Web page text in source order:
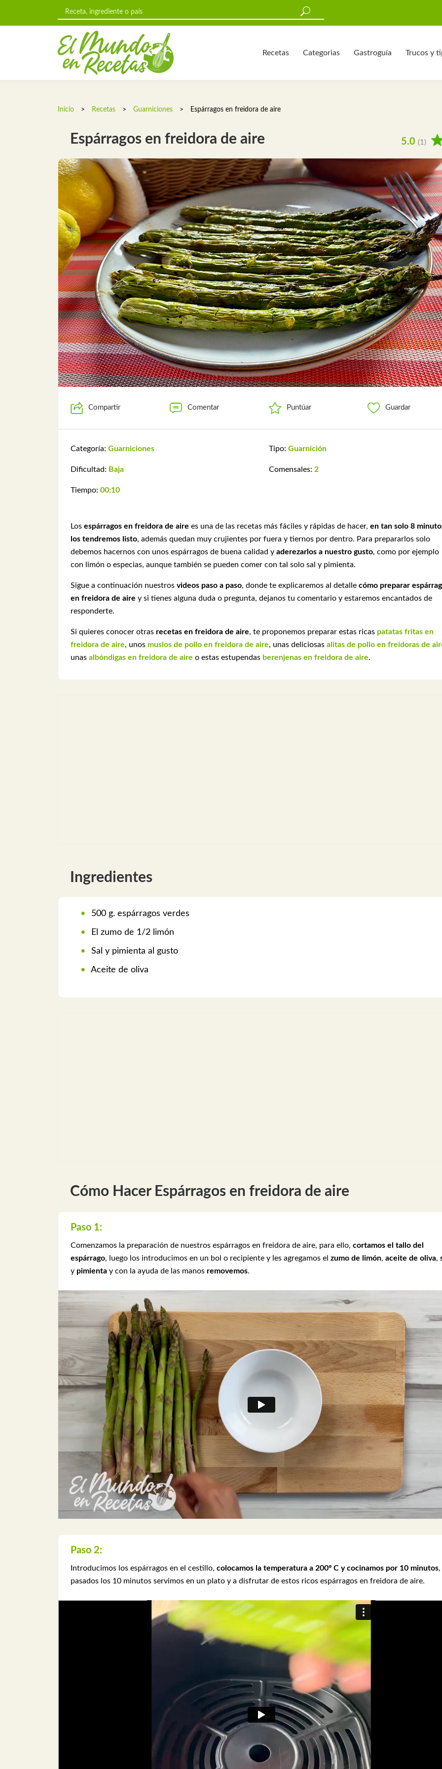
Recetas Categorias Gastroguía Trucos y
Inicio > Recetas > Guarniciones > Espárragos en freidora de aire
Espárragos en freidora de aire 5.0 (1)
Compartir Comentar Puntúar Guardar
Categoría: Guarniciones
Dificultad: Baja
Tiempo: 00:10
Tipo: Guarnición
Comensales: 2
Los espárragos en freidora de aire es una de las recetas más fáciles y rápidas de hacer, en tan solo 8
los tendremos listo, además quedan muy crujientes por fuera y tiernos por dentro. Para prepararlos solo
debemos hacernos con unos espárragos de buena calidad y aderezarlos a nuestro gusto, como por ejemplo
con limón o especias, aunque también se pueden comer con tal solo sal y pimienta.
Sigue a continuación nuestros videos paso a paso, donde te explicaremos al detalle cómo preparar
en freidora de aire y si tienes alguna duda o pregunta, dejanos tu comentario y estaremos encantados de
responderte.
Si quieres conocer otras recetas en freidora de aire, te proponemos preparar estas ricas patatas fritas en
freidora de aire, unos muslos de pollo en freidora de aire, unas deliciosas alitas de pollo en freidoras de
unas albóndigas en freidora de aire o estas estupendas berenjenas en freidora de aire.
Ingredientes
500 g. espárragos verdes
El zumo de 1/2 limón
Sal y pimienta al gusto
Aceite de oliva
Cómo Hacer Espárragos en freidora de aire
Paso 1:
Comenzamos la preparación de nuestros espárragos en freidora de aire, para ello, cortamos el tallo del
espárrago, luego los introducimos en un bol o recipiente y les agregamos el zumo de limón, aceite de oliva,
y pimienta y con la ayuda de las manos removemos.
Paso 2:
Introducimos los espárragos en el cestillo, colocamos la temperatura a 200º C y cocinamos por 10 minutos,
pasados los 10 minutos servimos en un plato y a disfrutar de estos ricos espárragos en freidora de aire.